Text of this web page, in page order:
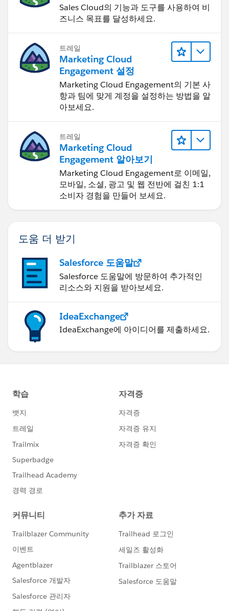
Sales Cloud의 기능과 도구를 사용하여 비
즈니스 목표를 달성하세요.
트레일
Marketing Cloud
Engagement 설정
Marketing Cloud Engagement의 기본 사
항과 팀에 맞게 계정을 설정하는 방법을 알
아보세요.
트레일
Marketing Cloud
Engagement 알아보기
Marketing Cloud Engagement로 이메일,
모바일, 소셜, 광고 및 웹 전반에 걸친 1:1
소비자 경험을 만들어 보세요.
도움 더 받기
Salesforce 도움말
Salesforce 도움말에 방문하여 추가적인
리소스와 지원을 받아보세요.
IdeaExchange
IdeaExchange에 아이디어를 제출하세요.